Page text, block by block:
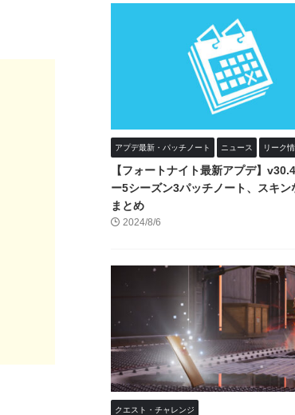
アプデ最新・パッチノート ニュース リーク
【フォートナイト最新アプデ】
ー5シーズン3パッチノート、スキン
まとめ
2024/8/6
クエスト・チャレンジ